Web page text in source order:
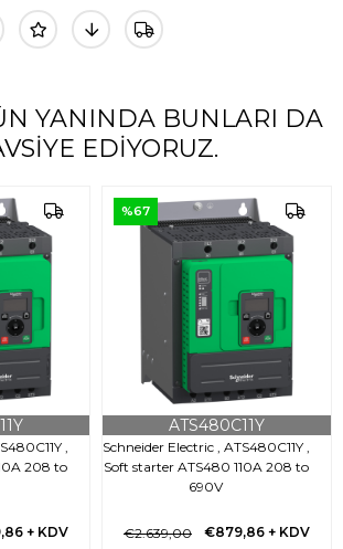
YANINDA BUNLARI DA
EDIYORUZ.
,
208 to
+ KDV
Schneider Electric , ATS480C11Y ,
Soft starter ATS480 110A 208 to
690V
ATS480C11Y
€879,86 + KDV
€2.639,00
%67